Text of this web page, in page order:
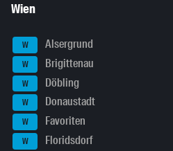
Wien
W Alsergrund
W Brigittenau
W Döbling
W Donaustadt
W Favoriten
W Floridsdorf